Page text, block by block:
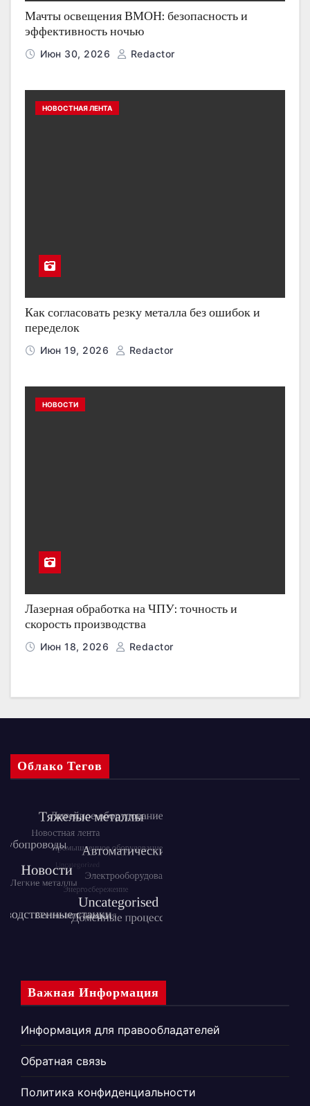
Мачты освещения ВМОН: безопасность и
эффективность ночью
Июн 30, 2026 Redactor
НОВОСТНАЯ ЛЕНТА
Как согласовать резку металла без ошибок и
переделок
Июн 19, 2026 Redactor
НОВОСТИ
Лазерная обработка на ЧПУ: точность и
скорость производства
Июн 18, 2026 Redactor
Облако Тегов
Важная Информация
Информация для правообладателей
Обратная связь
Политика конфиденциальности